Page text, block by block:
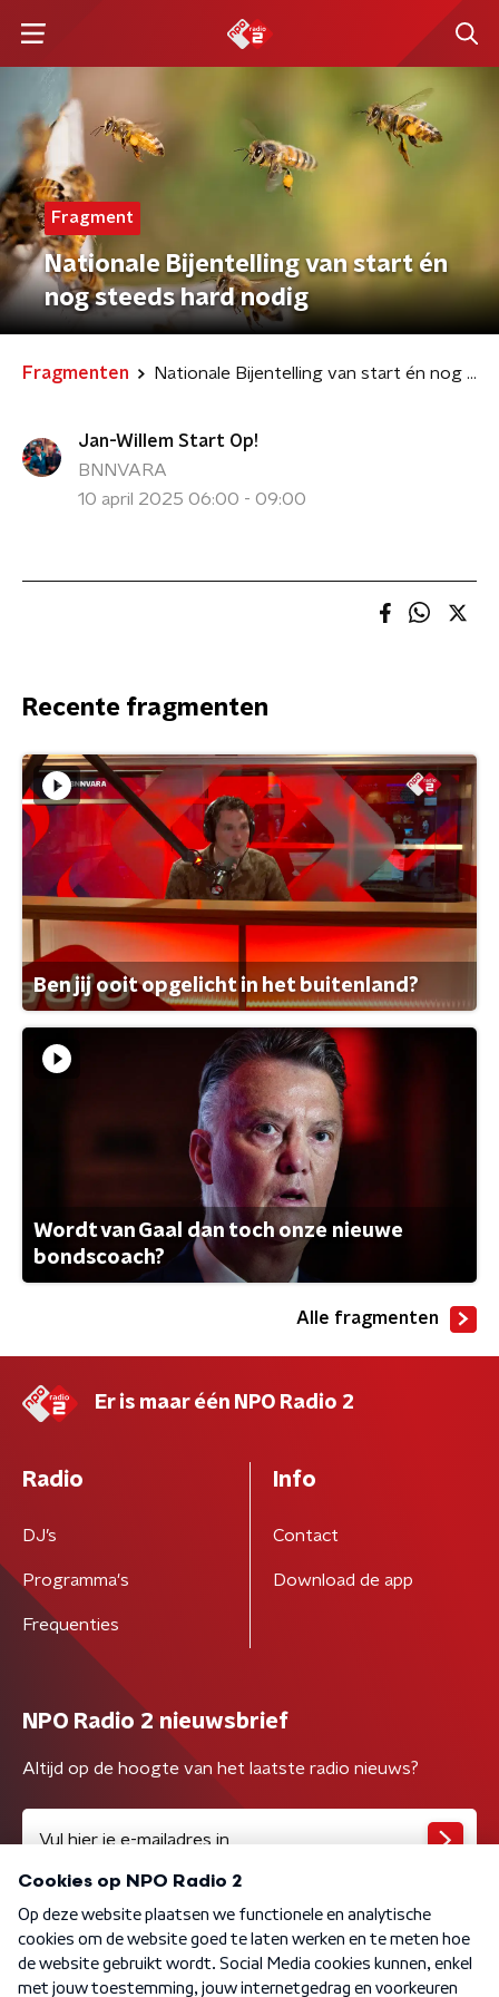
Fragment
Nationale Bijentelling van start én
nog steeds hard nodig
Fragmenten Nationale Bijentelling van start én nog steeds hard nodig
Jan-Willem Start Op!
BNNVARA
10 april 2025 06:00 - 09:00
Recente fragmenten
Ben jij ooit opgelicht in het buitenland?
Wordt van Gaal dan toch onze nieuwe
bondscoach?
Alle fragmenten
Er is maar één NPO Radio 2
Radio
DJ’s
Programma's
Frequenties
Info
Contact
Download de app
NPO Radio 2 nieuwsbrief
Altijd op de hoogte van het laatste radio nieuws?
Algemene voorwaarden